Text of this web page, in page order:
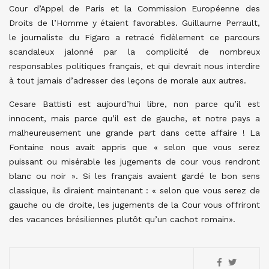
Cour d’Appel de Paris et la Commission Européenne des
Droits de l’Homme y étaient favorables. Guillaume Perrault,
le journaliste du Figaro a retracé fidèlement ce parcours
scandaleux jalonné par la complicité de nombreux
responsables politiques français, et qui devrait nous interdire
à tout jamais d’adresser des leçons de morale aux autres.
Cesare Battisti est aujourd’hui libre, non parce qu’il est
innocent, mais parce qu’il est de gauche, et notre pays a
malheureusement une grande part dans cette affaire ! La
Fontaine nous avait appris que « selon que vous serez
puissant ou misérable les jugements de cour vous rendront
blanc ou noir ». Si les français avaient gardé le bon sens
classique, ils diraient maintenant : « selon que vous serez de
gauche ou de droite, les jugements de la Cour vous offriront
des vacances brésiliennes plutôt qu’un cachot romain».